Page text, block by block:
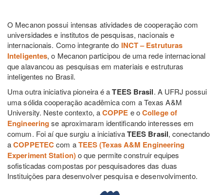
O Mecanon possui intensas atividades de cooperação com
universidades e institutos de pesquisas, nacionais e
internacionais. Como integrante do INCT – Estruturas
Inteligentes, o Mecanon participou de uma rede internacional
que alavancou as pesquisas em materiais e estruturas
inteligentes no Brasil.
Uma outra iniciativa pioneira é aTEES Brasil. A UFRJ possui
uma sólida cooperação acadêmica com a Texas A&M
University. Neste contexto, aCOPPE e oCollege of
Engineeringse aproximaram identificando interesses em
comum. Foi aí que surgiu a iniciativaTEES Brasil, conectando
aCOPPETECcom aTEES (Texas A&M Engineering
Experiment Station)o que permite construir equipes
sofisticadas compostas por pesquisadores das duas
Instituições para desenvolver pesquisa e desenvolvimento.